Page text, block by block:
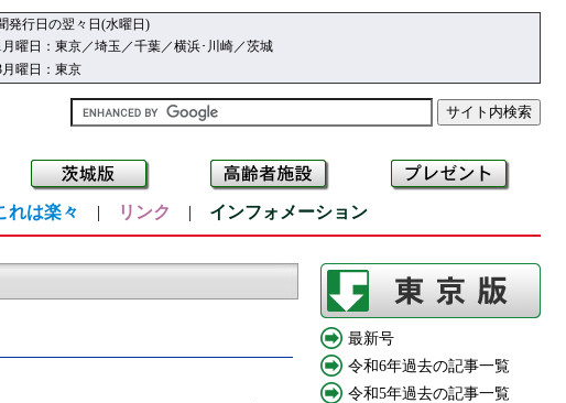
発行日の翌々日(水曜日)
月曜日：東京／埼玉／千葉／横浜･川崎／茨城
月曜日：東京
れは楽々 | リンク | インフォメーション
最新号
令和6年過去の記事一覧
令和5年過去の記事一覧